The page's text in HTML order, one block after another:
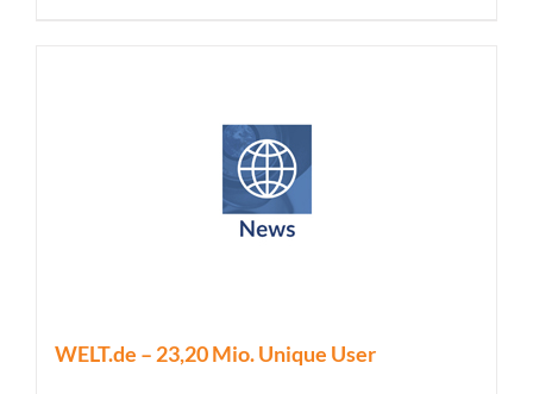
WELT.de – 23,20 Mio. Unique User